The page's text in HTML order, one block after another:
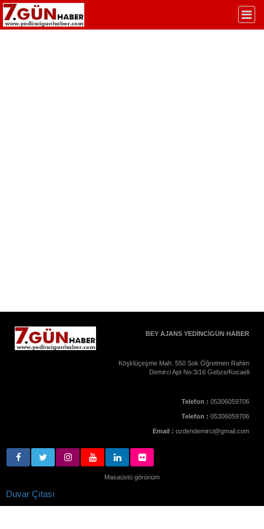
BEY AJANS YEDİNCİGÜN HABER
Köşklüçeşme Mah. 550 Sok Öğretmen Rahim
Demirci Apt No:3/16 Gebze/Kocaeli
Telefon : 05306059706
Telefon : 05306059706
Email : ozdendemirci@gmail.com
Masaüstü görünüm
Duvar Çıtası